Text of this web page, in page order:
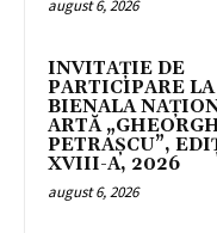
august 6, 2026
INVITAȚIE DE
PARTICIPARE LA
BIENALA
ARTĂ
PETRAȘCU”,
XVIII-A, 2026
august 6, 2026